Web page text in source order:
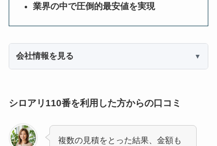
業界の中で圧倒的最安値を実現
会社情報を見る
シロアリ110番を利用した方からの口コミ
複数の見積をとった結果、金額も